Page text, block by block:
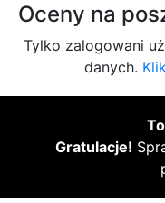
Oceny na
Tylko zalogowani
danych.
Gratulacje!